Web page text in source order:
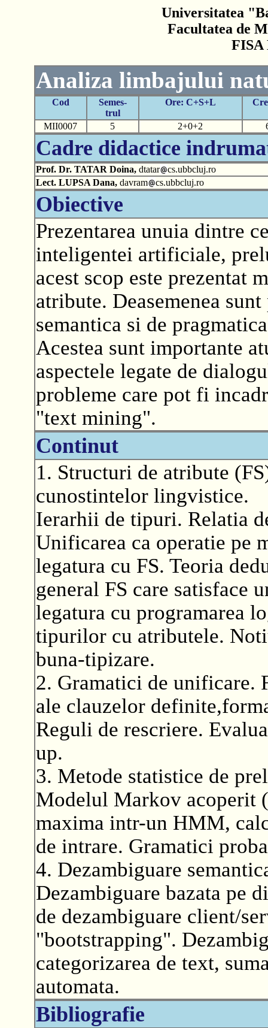
Universitatea
Facultatea de
FISA
Analiza limbajului
Cod
Semes-
trul
Ore: C+S+L
MII0007 5 2+0+2
Cadre didactice
Prof. Dr. TATAR Doina,dtatar
cs.ubbcluj.ro
Lect. LUPSA Dana,davram cs.ubbcluj.ro
Obiective
Prezentarea unuia dintre
inteligentei artificiale,
acest scop este prezentat
atribute. Deasemenea
semantica si de
Acestea sunt importante
aspectele legate de
probleme care pot fi
"text mining".
Continut
1. Structuri de atribute
cunostintelor lingvistice.
Ierarhii de tipuri. Relatia
Unificarea ca operatie pe
legatura cu FS. Teoria
general FS care satisface
legatura cu programarea
tipurilor cu atributele.
buna-tipizare.
2. Gramatici de unificare.
ale clauzelor
Reguli de rescriere.
up.
3. Metode statistice de
Modelul Markov acoperit
maxima intr-un HMM,
de intrare. Gramatici
4. Dezambiguare
Dezambiguare bazata pe
de dezambiguare client/
"bootstrapping".
categorizarea de text,
automata.
Bibliografie